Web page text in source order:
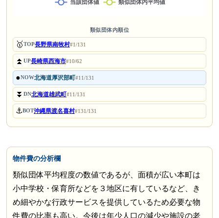
類似団体内順位
🥇TOP長野県南牧村#1/131
⏫UP長崎県西海市#10/62
●NOW北海道厚沢部町#11/131
⏬DN北海道雄武町#11/131
⚓BOT沖縄県渡名喜村#131/131
物件費の分析欄
類似団体平均程度の数値であるが、面積が広い本町は
小中学校・保育所などを３地区に有しているなど、き
め細やかな行政サービスを提供しているため必要な物
件費の比率も高い。今後は年少人口の減少や施設の老